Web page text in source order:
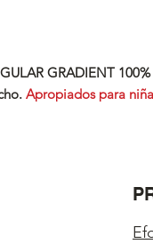
GRADIENT 100%
Apropiados para